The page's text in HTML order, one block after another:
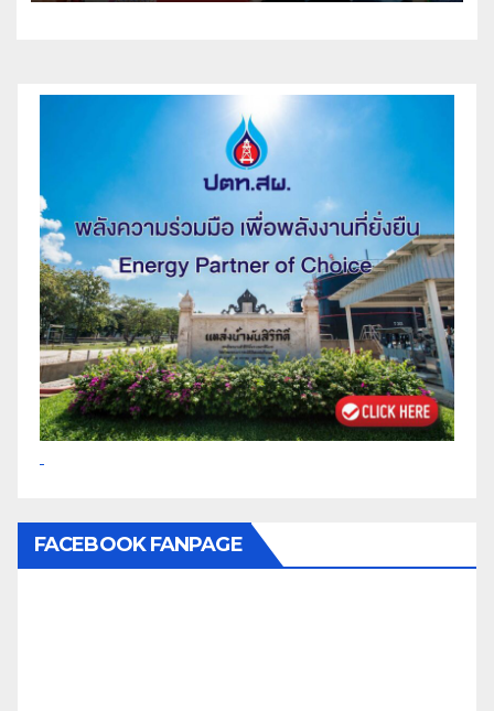
FACEBOOK FANPAGE